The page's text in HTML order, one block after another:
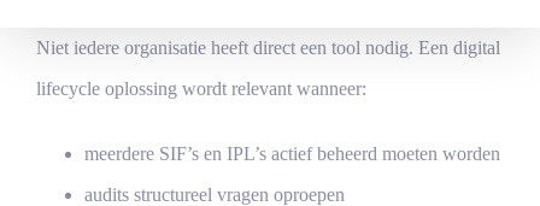
Niet iedere organisatie heeft direct een tool nodig. Een digital
lifecycle oplossing wordt relevant wanneer:
meerdere SIF’s en IPL’s actief beheerd moeten worden
audits structureel vragen oproepen